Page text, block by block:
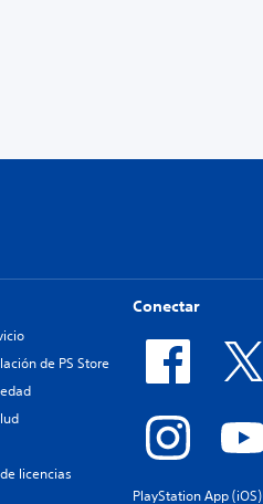
de PS Store
licencias
Conectar
PlayStation App (iOS)